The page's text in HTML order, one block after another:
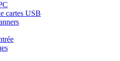
cartes USB